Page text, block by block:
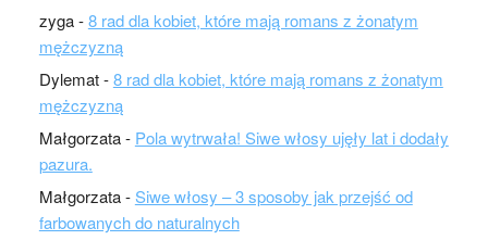
zyga-8 rad dla kobiet, które mają romans z żonatym
mężczyzną
Dylemat-8 rad dla kobiet, które mają romans z żonatym
mężczyzną
Małgorzata- Pola wytrwała! Siwe włosy ujęły lat i dodały
pazura.
Małgorzata-Siwe włosy – 3 sposoby jak przejść od
farbowanych do naturalnych